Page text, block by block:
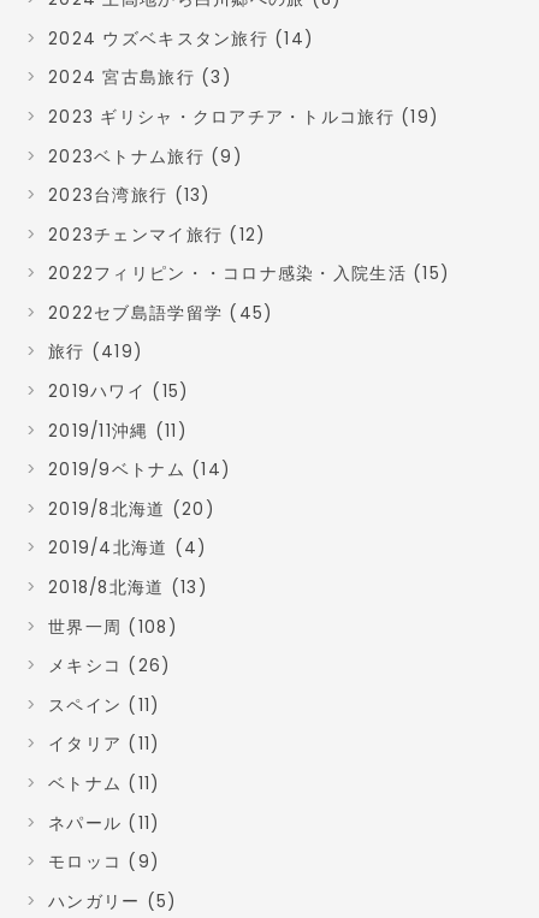
2024 ウズベキスタン旅行 (14)
2024 宮古島旅行 (3)
2023 ギリシャ・クロアチア・トルコ旅行 (19)
2023ベトナム旅行 (9)
2023台湾旅行 (13)
2023チェンマイ旅行 (12)
2022フィリピン・・コロナ感染・入院生活 (15)
2022セブ島語学留学 (45)
旅行 (419)
2019ハワイ (15)
2019/11沖縄 (11)
2019/9ベトナム (14)
2019/8北海道 (20)
2019/4北海道 (4)
2018/8北海道 (13)
世界一周 (108)
メキシコ (26)
スペイン (11)
イタリア (11)
ベトナム (11)
ネパール (11)
モロッコ (9)
ハンガリー (5)